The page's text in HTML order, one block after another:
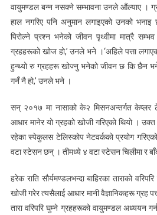
वायुमण्डल बन्न नसक्ने सम्भावना उनले औंल्याए ।
हाल नगरिए पनि अनुमान लगाइएको उनको भनाइ
पिरोल्ने प्रश्न भनेको जीवन पृथ्वीमा मात्रै
ग्रहहरूको खोज हो,’ उनले भने ।‘अहिले पत्ता
हुन्थ्यो रु ग्रहहरू खोज्नु भनेको जीवन छ कि छैन
गर्नॅ नै हो,’ उनले भने ।
सन् २०१७ मा नासाको के२ मिसनअन्तर्गत केप्लर
आधार मानेर यो ग्रहको खोजी गरिएको थियो । उक्त
रहेका स्पेकुलस टेलिस्कोप नेटवर्कको प्रयोग
वटा स्टेसन छन् । तीमध्ये ४ वटा स्टेसन चिलीमा र
हरेक राति सौर्यमण्डलभन्दा बाहिरका ताराको
खोजी गरेर त्यसैलाई आधार मानी वैज्ञानिकहरू ग्रह
तारा वरिपरि घुम्ने ग्रहहरूको वायुमण्डल अध्ययन